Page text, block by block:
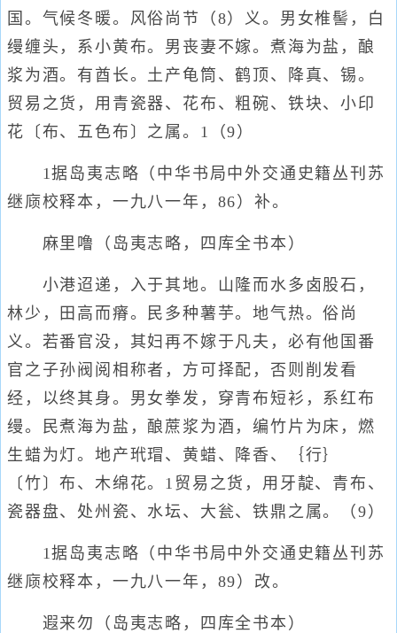
国。气候冬暖。风俗尚节（8）义。男女椎髻，白
缦缠头，系小黄布。男丧妻不嫁。煮海为盐，酿
浆为酒。有酋长。土产龟筒、鹤顶、降真、锡。
贸易之货，用青瓷器、花布、粗碗、铁块、小印
花〔布、五色布〕之属。1（9）
1据岛夷志略（中华书局中外交通史籍丛刊苏
继庼校释本，一九八一年，86）补。
麻里噜（岛夷志略，四库全书本）
小港迢递，入于其地。山隆而水多卤股石，
林少，田高而瘠。民多种薯芋。地气热。俗尚
义。若番官没，其妇再不嫁于凡夫，必有他国番
官之子孙阀阅相称者，方可择配，否则削发看
经，以终其身。男女拳发，穿青布短衫，系红布
缦。民煮海为盐，酿蔗浆为酒，编竹片为床，燃
生蜡为灯。地产玳瑁、黄蜡、降香、｛行｝
〔竹〕布、木绵花。1贸易之货，用牙靛、青布、
瓷器盘、处州瓷、水坛、大瓮、铁鼎之属。（9）
1据岛夷志略（中华书局中外交通史籍丛刊苏
继庼校释本，一九八一年，89）改。
遐来勿（岛夷志略，四库全书本）